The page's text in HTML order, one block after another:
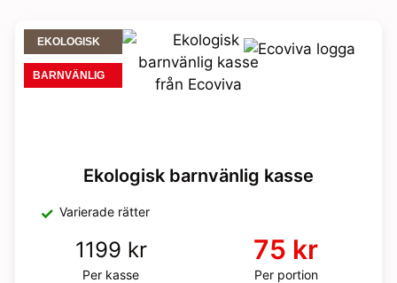
EKOLOGISK
BARNVÄNLIG
Ekologisk barnvänlig kasse
Varierade rätter
1199 kr
Per kasse
75 kr
Per portion